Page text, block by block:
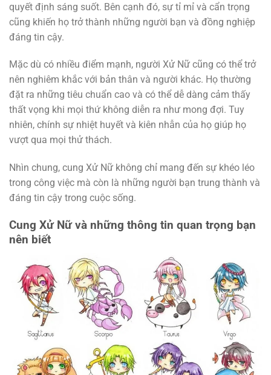
quyết định sáng suốt. Bên cạnh đó, sự tỉ mỉ và cẩn trọng
cũng khiến họ trở thành những người bạn và đồng nghiệp
đáng tin cậy.
Mặc dù có nhiều điểm mạnh, người Xử Nữ cũng có thể trở
nên nghiêm khắc với bản thân và người khác. Họ thường
đặt ra những tiêu chuẩn cao và có thể dễ dàng cảm thấy
thất vọng khi mọi thứ không diễn ra như mong đợi. Tuy
nhiên, chính sự nhiệt huyết và kiên nhẫn của họ giúp họ
vượt qua mọi thử thách.
Nhìn chung, cung Xử Nữ không chỉ mang đến sự khéo léo
trong công việc mà còn là những người bạn trung thành và
đáng tin cậy trong cuộc sống.
Cung Xử Nữ và những thông tin quan trọng bạn
nên biết